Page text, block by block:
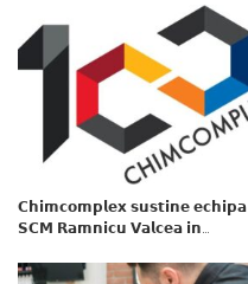
𝗖𝗵𝗶𝗺𝗰𝗼𝗺𝗽𝗹𝗲𝘅 𝘀𝘂𝘀𝘁𝗶𝗻𝗲 𝗲𝗰𝗵𝗶𝗽𝗮
𝗦𝗖𝗠 𝗥𝗮𝗺𝗻𝗶𝗰𝘂 𝗩𝗮𝗹𝗰𝗲𝗮 𝗶𝗻
𝗳𝗶𝗻𝗮𝗻𝘁𝗮𝘁𝗼𝗿